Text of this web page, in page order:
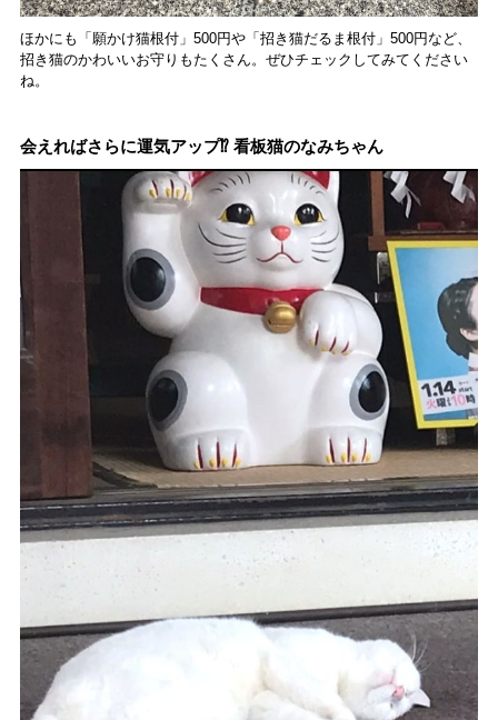
ほかにも「願かけ猫根付」500円や「招き猫だるま根付」500円など、
招き猫のかわいいお守りもたくさん。ぜひチェックしてみてください
ね。
会えればさらに運気アップ⁉ 看板猫のなみちゃん